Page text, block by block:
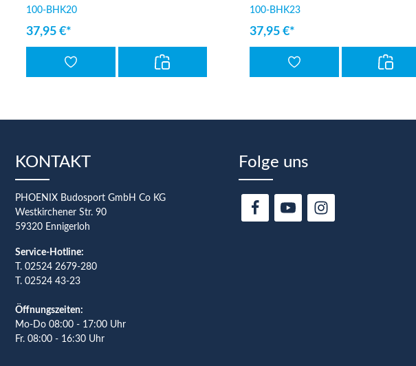
100-BHK20
37,95 €*
100-BHK23
37,95 €*
KONTAKT
PHOENIX Budosport GmbH Co KG
Westkirchener Str. 90
59320 Ennigerloh
Service-Hotline:
T. 02524 2679-280
T. 02524 43-23
Öffnungszeiten:
Mo-Do 08:00 - 17:00 Uhr
Fr. 08:00 - 16:30 Uhr
Folge uns